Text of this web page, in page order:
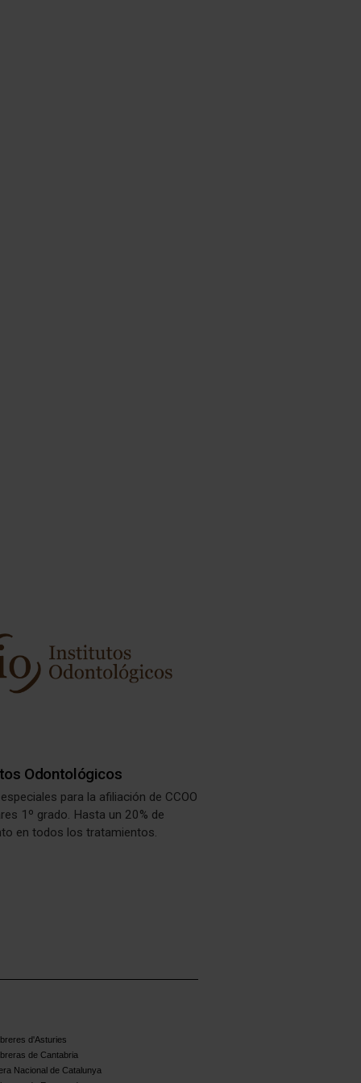
Odontológicos
para la afiliación de CCOO
1º grado. Hasta un 20% de
en todos los tratamientos.
d'Asturies
de Cantabria
Nacional de Catalunya